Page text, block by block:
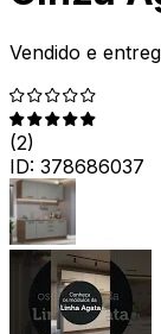
Vendido e
(2)
ID: 378686037